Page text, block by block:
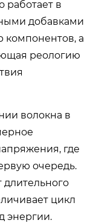
работает в
добавками
компонентов, а
реологию
волокна в
где
очередь.
цикл
энергии.